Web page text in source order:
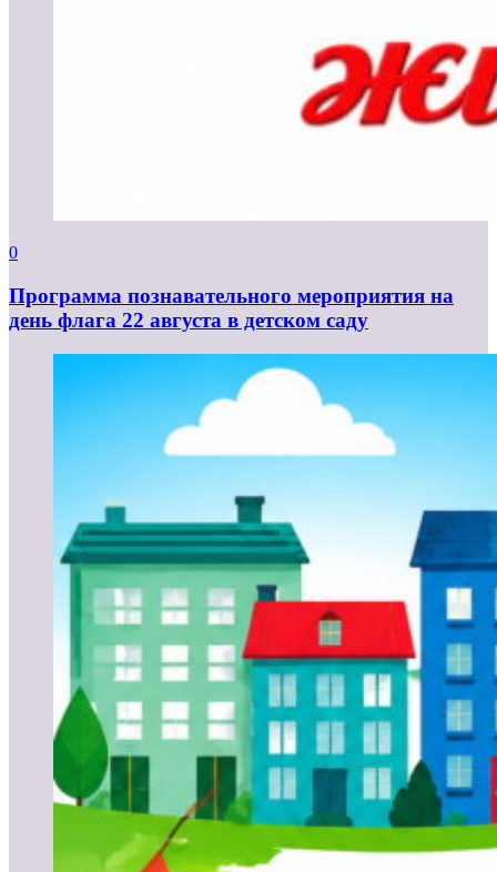
0
Программа познавательного мероприятия на
день флага 22 августа в детском саду